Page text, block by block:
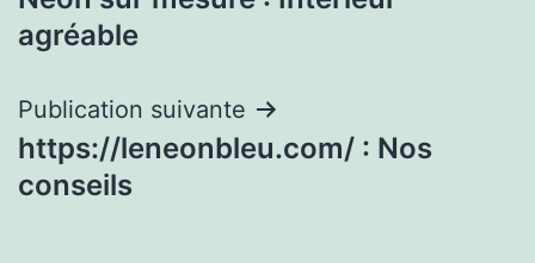
de
agréable
Publication suivante
https://leneonbleu.com/ : Nos
conseils